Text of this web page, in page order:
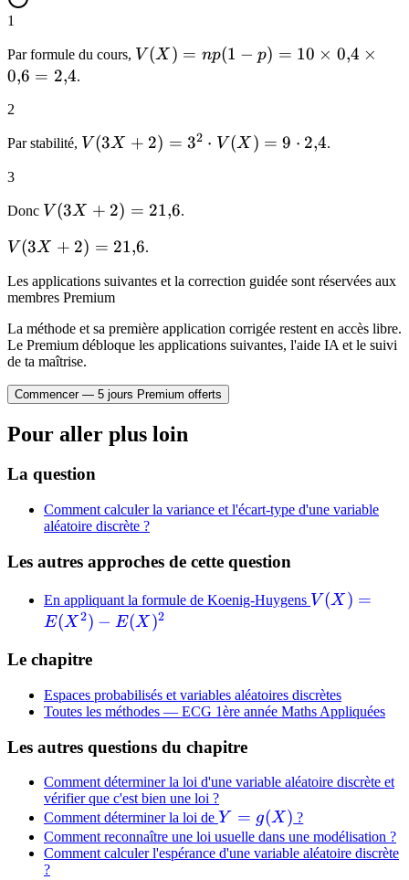
1
Par formule du cours, V(X)=np(1-
V (X ) = np(1 − p) = 10 × 0,4 ×
0,6 = 2,4.
2
Par stabilité, V(3X+2)=3^2\cdot
V (3X + 2) = 32 ⋅ V (X ) = 9 ⋅ 2,4.
3
Donc V(3X+2)=21{,}6
V (3X + 2) = 21,6.
V(3X+2)=21{,}6
V (3X + 2) = 21,6.
Les applications suivantes et la correction guidée sont réservées aux
membres Premium
La méthode et sa première application corrigée restent en accès libre.
Le Premium débloque les applications suivantes, l'aide IA et le suivi
de ta maîtrise.
Commencer — 5 jours Premium offerts
Pour aller plus loin
La question
Comment calculer la variance et l'écart-type d'une variable
aléatoire discrète ?
Les autres approches de cette question
En appliquant la formule de Koenig-Huygens V (X ) =
E(X2) − E(X )2
Le chapitre
Espaces probabilisés et variables aléatoires discrètes
Toutes les méthodes — ECG 1ère année Maths Appliquées
Les autres questions du chapitre
Comment déterminer la loi d'une variable aléatoire discrète et
vérifier que c'est bien une loi ?
Comment déterminer la loi de Y=g(X)
Y = g(X ) ?
Comment reconnaître une loi usuelle dans une modélisation ?
Comment calculer l'espérance d'une variable aléatoire discrète
?